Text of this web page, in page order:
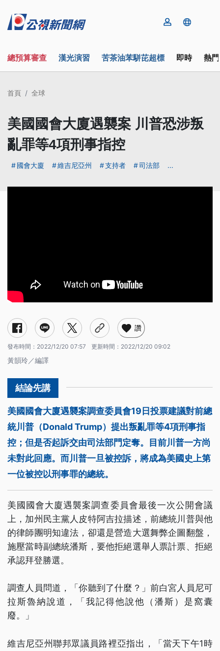
總預算審查 漢光演習 苦茶油苯駢芘超標 即時 熱
首頁 全球
美國國會大廈遇襲案 川普恐涉叛
亂罪等4項刑事指控
國會大廈 維吉尼亞州 支持者 司法部 ...
讚
發布時間： 2022/12/20 07:57 更新時間： 2022/12/20 09:02
黃韻玲／編譯
美國國會大廈遇襲案調查委員會19日投票建議對前總
統川普（Donald Trump）提出叛亂罪等4項刑事指
控；但是否起訴交由司法部門定奪。目前川普一方尚
未對此回應。而川普一旦被控訴，將成為美國史上第
一位被控以刑事罪的總統。
美國國會大廈遇襲案調查委員會最後一次公開會議
上，加州民主黨人皮特阿吉拉描述，前總統川普與他
的律師團明知違法，卻還是營造大選舞弊企圖翻盤，
施壓當時副總統潘斯，要他拒絕選舉人票計票、拒絕
承認拜登勝選。
調查人員問道，「你聽到了什麼？」前白宮人員尼可
拉斯魯納說道，「我記得他說他（潘斯）是窩囊
廢。」
維吉尼亞州聯邦眾議員路裡亞指出，「當天下午1時